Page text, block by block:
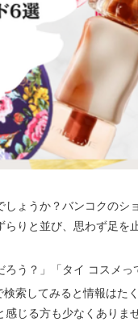
しょうか？バンコクのシ
らりと並び、思わず足
う？」「タイ コスメ
索してみると情報はた
感じる方も少なくありま